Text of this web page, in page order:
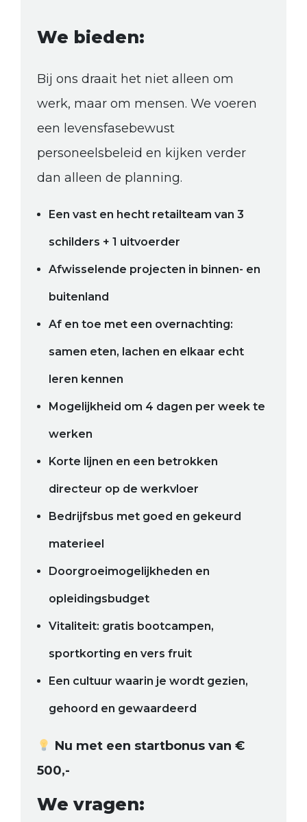
We bieden:
Bij ons draait het niet alleen om
werk, maar om mensen. We voeren
een levensfasebewust
personeelsbeleid en kijken verder
dan alleen de planning.
Een vast en hecht retailteam van 3
schilders + 1 uitvoerder
Afwisselende projecten in binnen- en
buitenland
Af en toe met een overnachting:
samen eten, lachen en elkaar echt
leren kennen
Mogelijkheid om 4 dagen per week te
werken
Korte lijnen en een betrokken
directeur op de werkvloer
Bedrijfsbus met goed en gekeurd
materieel
Doorgroeimogelijkheden en
opleidingsbudget
Vitaliteit: gratis bootcampen,
sportkorting en vers fruit
Een cultuur waarin je wordt gezien,
gehoord en gewaardeerd
Nu met een startbonus van €
500,-
We vragen: